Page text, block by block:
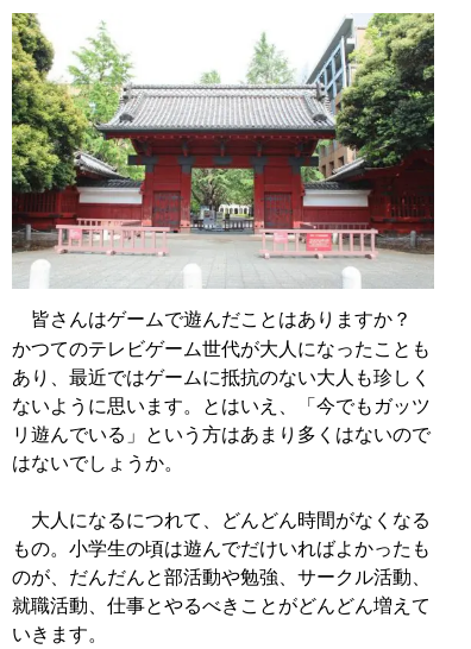
皆さんはゲームで遊んだことはありますか？
かつてのテレビゲーム世代が大人になったことも
あり、最近ではゲームに抵抗のない大人も珍しく
ないように思います。とはいえ、「今でもガッツ
リ遊んでいる」という方はあまり多くはないので
はないでしょうか。
大人になるにつれて、どんどん時間がなくなる
もの。小学生の頃は遊んでだけいればよかったも
のが、だんだんと部活動や勉強、サークル活動、
就職活動、仕事とやるべきことがどんどん増えて
いきます。